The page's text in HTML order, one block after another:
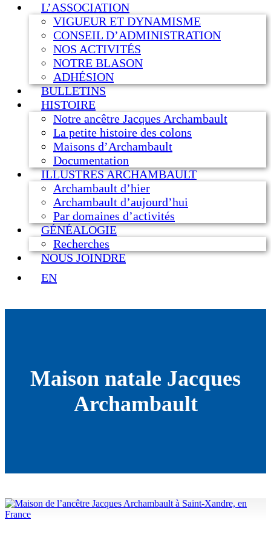
L’ASSOCIATION
VIGUEUR ET DYNAMISME
CONSEIL D’ADMINISTRATION
NOS ACTIVITÉS
NOTRE BLASON
ADHÉSION
BULLETINS
HISTOIRE
Notre ancêtre Jacques Archambault
La petite histoire des colons
Maisons d’Archambault
Documentation
ILLUSTRES ARCHAMBAULT
Archambault d’hier
Archambault d’aujourd’hui
Par domaines d’activités
GÉNÉALOGIE
Recherches
NOUS JOINDRE
EN
Maison natale Jacques
Archambault